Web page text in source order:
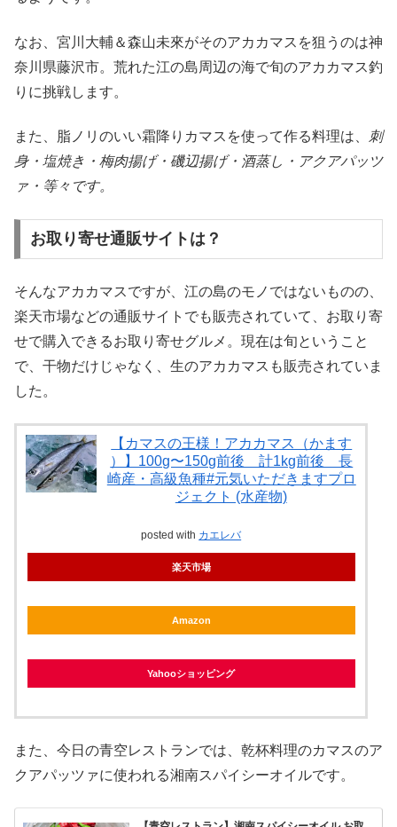
なお、宮川大輔＆森山未來がそのアカカマスを狙うのは神
奈川県藤沢市。荒れた江の島周辺の海で旬のアカカマス釣
りに挑戦します。
また、脂ノリのいい霜降りカマスを使って作る料理は、
刺
身・塩焼き・梅肉揚げ・磯辺揚げ・酒蒸し・アクアパッツ
ァ・等々です。
お取り寄せ通販サイトは？
そんなアカカマスですが、江の島のモノではないものの、
楽天市場などの通販サイトでも販売されていて、お取り寄
せで購入できるお取り寄せグルメ。現在は旬ということ
で、干物だけじゃなく、生のアカカマスも販売されていま
した。
【カマスの王様！アカカマス（かます
）】100g〜150g前後 計1kg前後 長
崎産・高級魚種#元気いただきますプロ
ジェクト (水産物)
posted with カエレバ
楽天市場
Amazon
Yahooショッピング
また、今日の青空レストランでは、乾杯料理のカマスのア
クアパッツァに使われる湘南スパイシーオイルです。